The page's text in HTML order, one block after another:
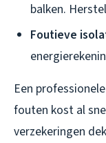
balken.
Foutieve
Een
fouten kost al
verzekeringen